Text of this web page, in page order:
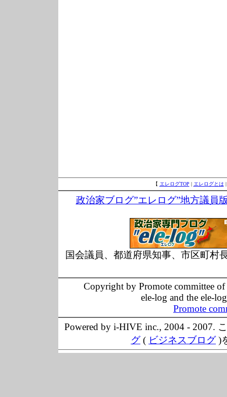
【 エレログTOP | エレログとは
政治家ブログ”エレログ”地方議員
国会議員、都道府県知事、市区町村
Copyright by Promote committee
ele-log and the ele-
Promote
Powered by i-HIVE inc., 2004 - 2007.
グ( ビジネスブログ)